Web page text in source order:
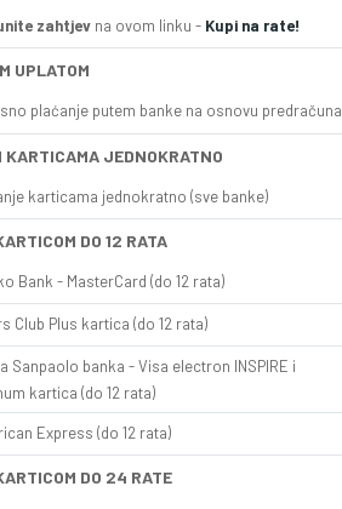
zahtjev na ovom linku - Kupi na rate!
UPLATOM
plaćanje putem banke na osnovu predračuna
JEDNOKRATNO
karticama jednokratno (sve banke)
DO 12 RATA
Bank - MasterCard (do 12 rata)
Club Plus kartica (do 12 rata)
Sanpaolo banka - Visa electron INSPIRE i
kartica (do 12 rata)
Express (do 12 rata)
DO 24 RATE